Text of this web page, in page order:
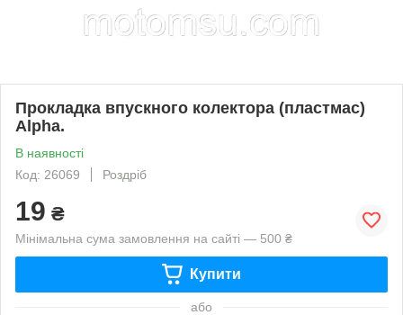
Прокладка впускного колектора (пластмас)
Alpha.
В наявності
Код: 26069
Роздріб
19 ₴
Мінімальна сума замовлення на сайті — 500 ₴
Купити
або